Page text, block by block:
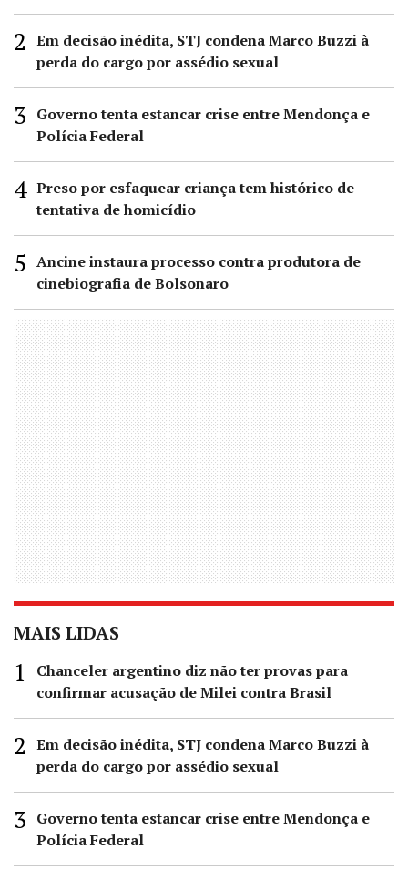
Em decisão inédita, STJ condena Marco Buzzi à
perda do cargo por assédio sexual
Governo tenta estancar crise entre Mendonça e
Polícia Federal
Preso por esfaquear criança tem histórico de
tentativa de homicídio
Ancine instaura processo contra produtora de
cinebiografia de Bolsonaro
MAIS LIDAS
Chanceler argentino diz não ter provas para
confirmar acusação de Milei contra Brasil
Em decisão inédita, STJ condena Marco Buzzi à
perda do cargo por assédio sexual
Governo tenta estancar crise entre Mendonça e
Polícia Federal